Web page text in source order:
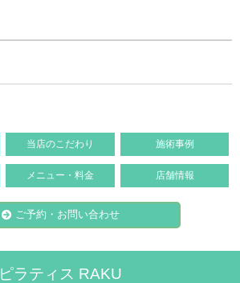
当店のこだわり 施術事例
メニュー・料金 店舗情報
ご予約・お問い合わせ
ピラティス RAKU